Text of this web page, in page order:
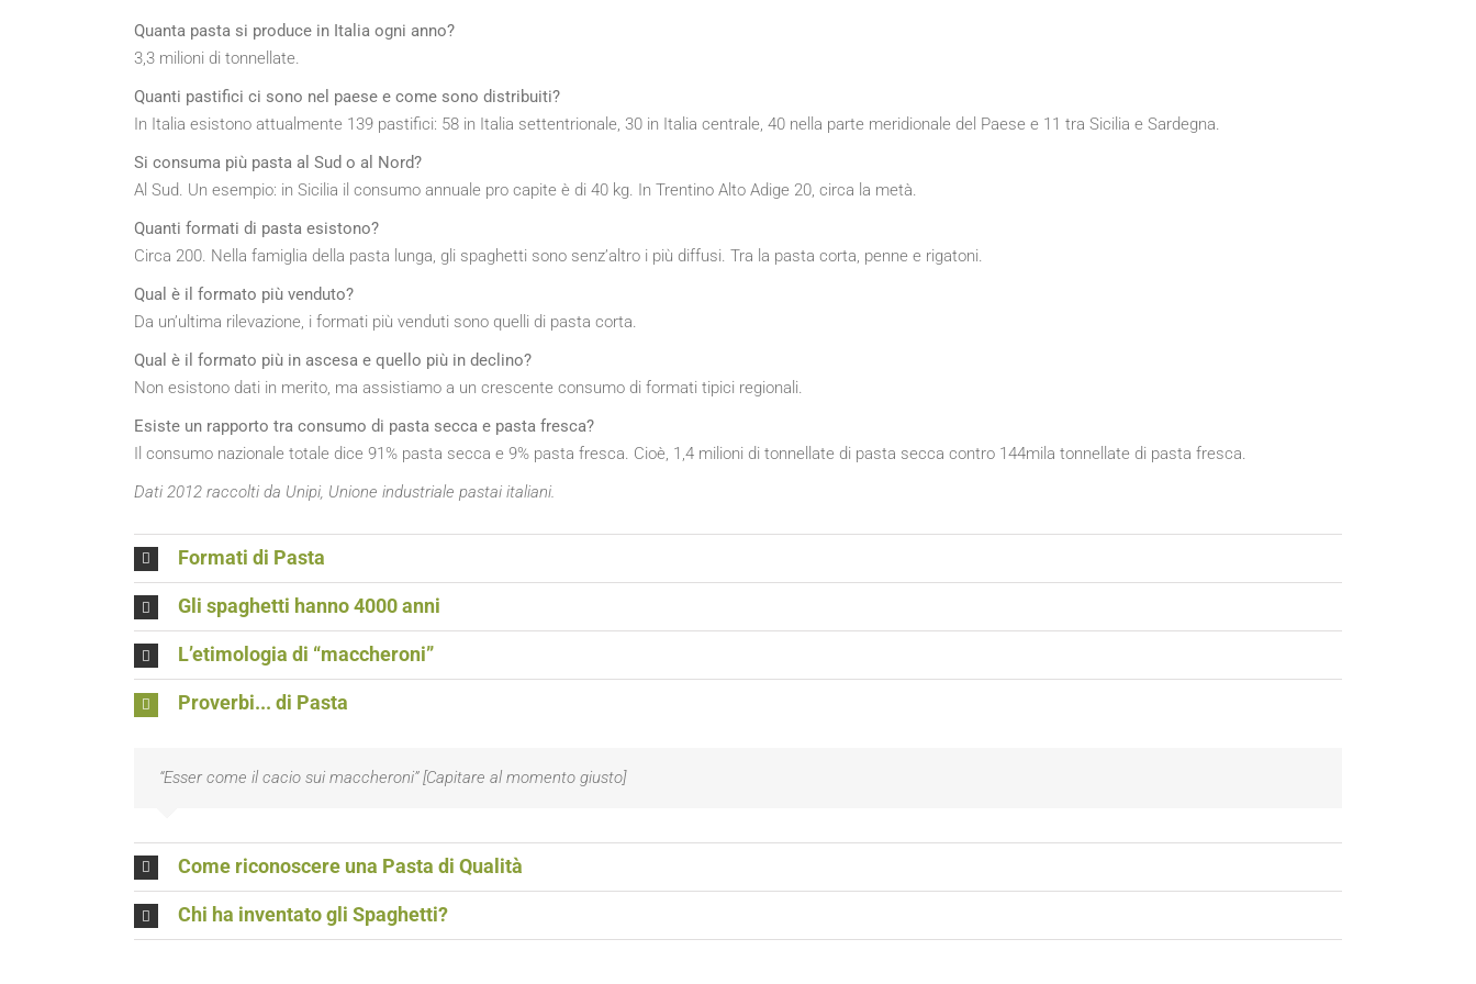
Quanta pasta si produce in Italia ogni anno?
3,3 milioni di tonnellate.
Quanti pastifici ci sono nel paese e come sono distribuiti?
In Italia esistono attualmente 139 pastifici: 58 in Italia settentrionale, 30 in Italia centrale, 40 nella parte meridionale del Paese e 11 tra Sicilia e Sardegna.
Si consuma più pasta al Sud o al Nord?
Al Sud. Un esempio: in Sicilia il consumo annuale pro capite è di 40 kg. In Trentino Alto Adige 20, circa la metà.
Quanti formati di pasta esistono?
Circa 200. Nella famiglia della pasta lunga, gli spaghetti sono senz’altro i più diffusi. Tra la pasta corta, penne e rigatoni.
Qual è il formato più venduto?
Da un’ultima rilevazione, i formati più venduti sono quelli di pasta corta.
Qual è il formato più in ascesa e quello più in declino?
Non esistono dati in merito, ma assistiamo a un crescente consumo di formati tipici regionali.
Esiste un rapporto tra consumo di pasta secca e pasta fresca?
Il consumo nazionale totale dice 91% pasta secca e 9% pasta fresca. Cioè, 1,4 milioni di tonnellate di pasta secca contro 144mila tonnellate di pasta fresca.
Dati 2012 raccolti da Unipi, Unione industriale pastai italiani.
Formati di Pasta
Gli spaghetti hanno 4000 anni
L’etimologia di “maccheroni”
Proverbi... di Pasta
“Esser come il cacio sui maccheroni” [Capitare al momento giusto]
Come riconoscere una Pasta di Qualità
Chi ha inventato gli Spaghetti?